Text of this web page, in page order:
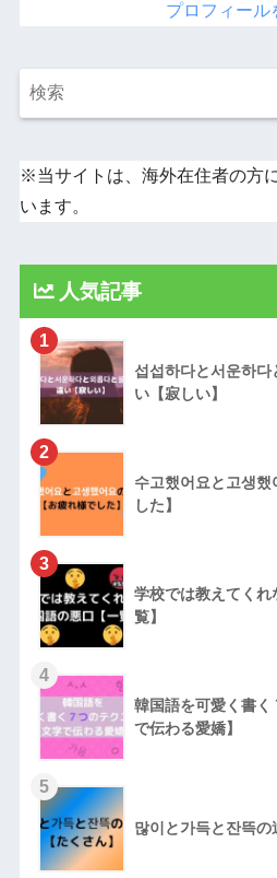
プロフィール
※当サイトは、海外在住者の方
います。
人気記事
1
섭섭하다と서운하
い【寂しい】
2
수고했어요と고생
した】
3
学校では教えてく
覧】
4
韓国語を可愛く書
で伝わる愛嬌】
5
많이と가득と잔뜩の